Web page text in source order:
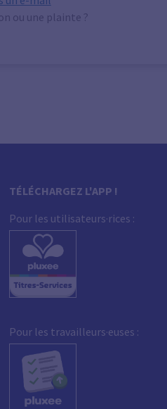
ou une plainte ?
TÉLÉCHARGEZ L'APP !
Pour les utilisateurs·rices :
Pour les travailleurs·euses :